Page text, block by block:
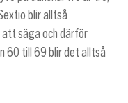
blir alltså
säga och därför
60 till 69 blir det alltså